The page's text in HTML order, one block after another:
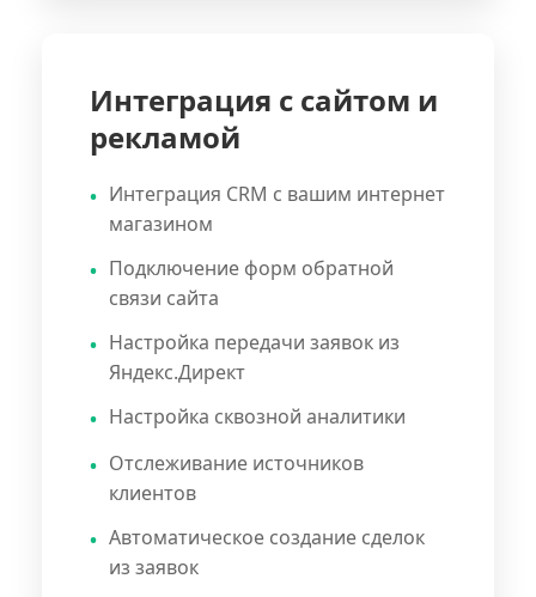
Интеграция с сайтом и
рекламой
Интеграция CRM с вашим интернет
магазином
Подключение форм обратной
связи сайта
Настройка передачи заявок из
Яндекс.Директ
Настройка сквозной аналитики
Отслеживание источников
клиентов
Автоматическое создание сделок
из заявок